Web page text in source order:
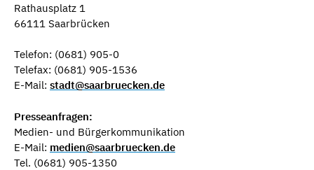
Rathausplatz 1
66111 Saarbrücken
Telefon: (0681) 905-0
Telefax: (0681) 905-1536
E-Mail: stadt@saarbruecken.de
Presseanfragen:
Medien- und Bürgerkommunikation
E-Mail: medien@saarbruecken.de
Tel. (0681) 905-1350